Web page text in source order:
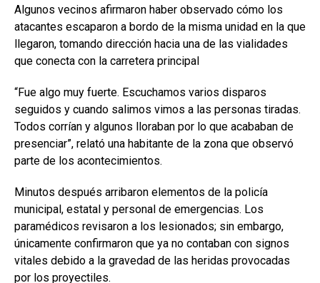
Algunos vecinos afirmaron haber observado cómo los
atacantes escaparon a bordo de la misma unidad en la que
llegaron, tomando dirección hacia una de las vialidades
que conecta con la carretera principal
“Fue algo muy fuerte. Escuchamos varios disparos
seguidos y cuando salimos vimos a las personas tiradas.
Todos corrían y algunos lloraban por lo que acababan de
presenciar”, relató una habitante de la zona que observó
parte de los acontecimientos.
Minutos después arribaron elementos de la policía
municipal, estatal y personal de emergencias. Los
paramédicos revisaron a los lesionados; sin embargo,
únicamente confirmaron que ya no contaban con signos
vitales debido a la gravedad de las heridas provocadas
por los proyectiles.